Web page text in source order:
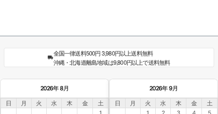
全国一律送料500円 3,980円以上送料無料
沖縄・北海道離島地域は9,800円以上で送料無料
2026年 8月
日 月 火 水 木 金
土
2026年 9月
日 月 火 水 木 金
土